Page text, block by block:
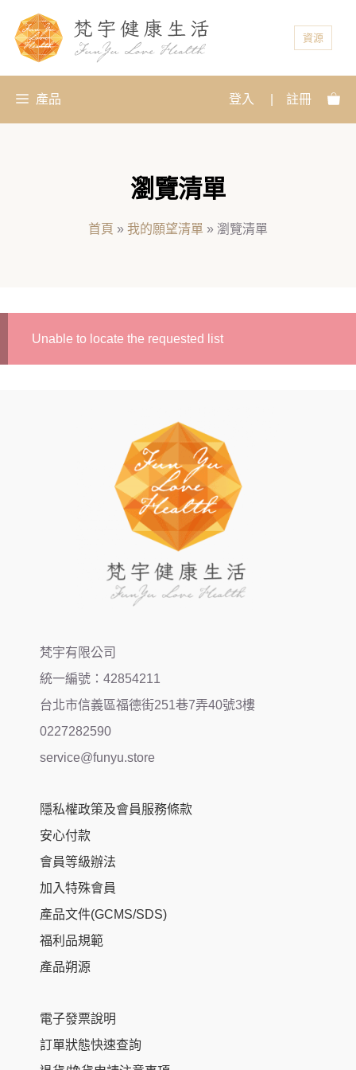
資源
產品 登入 註冊
瀏覽清單
首頁 » 我的願望清單 » 瀏覽清單
Unable to locate the requested list
梵宇有限公司
統一編號：42854211
台北市信義區福德街251巷7弄40號3樓
0227282590
service@funyu.store
隱私權政策及會員服務條款
安心付款
會員等級辦法
加入特殊會員
產品文件(GCMS/SDS)
福利品規範
產品朔源
電子發票說明
訂單狀態快速查詢